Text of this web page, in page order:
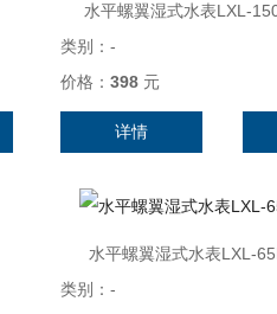
水平螺翼湿式水表LXL-
类别： -
价格： 398 元
详情
水平螺翼湿式水表LXL-
类别： -